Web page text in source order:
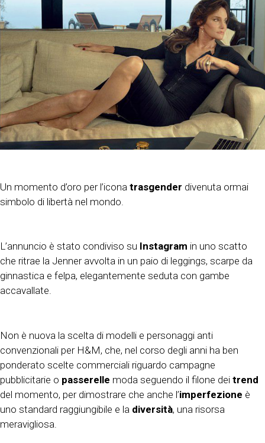
Un momento d’oro per l’icona trasgender divenuta ormai
simbolo di libertà nel mondo.
L’annuncio è stato condiviso su Instagram in uno scatto
che ritrae la Jenner avvolta in un paio di leggings, scarpe da
ginnastica e felpa, elegantemente seduta con gambe
accavallate.
Non è nuova la scelta di modelli e personaggi anti
convenzionali per H&M, che, nel corso degli anni ha ben
ponderato scelte commerciali riguardo campagne
pubblicitarie o passerelle moda seguendo il filone dei trend
del momento, per dimostrare che anche l’imperfezione è
uno standard raggiungibile e la diversità, una risorsa
meravigliosa.